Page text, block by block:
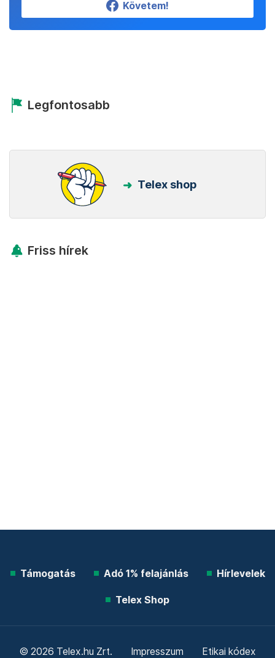
Követem!
Legfontosabb
Telex shop
Friss hírek
Támogatás Adó 1% felajánlás Hírlevelek
Telex Shop
© 2026 Telex.hu Zrt. Impresszum Etikai kódex